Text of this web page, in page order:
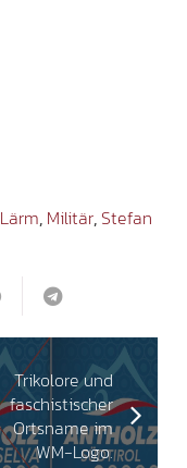
Lärm, Militär, Stefan
Trikolore und
faschistischer
Ortsname im
WM-Logo.